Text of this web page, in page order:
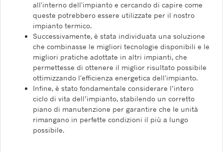
all'interno dell'impianto e cercando di capire come
queste potrebbero essere utilizzate per il nostro
impianto termico.
Successivamente, è stata individuata una soluzione
che combinasse le migliori tecnologie disponibili e le
migliori pratiche adottate in altri impianti, che
permettesse di ottenere il miglior risultato possibile
ottimizzando l'efficienza energetica dell'impianto.
Infine, è stato fondamentale considerare l’intero
ciclo di vita dell’impianto, stabilendo un corretto
piano di manutenzione per garantire che le unità
rimangano in perfette condizioni il più a lungo
possibile.